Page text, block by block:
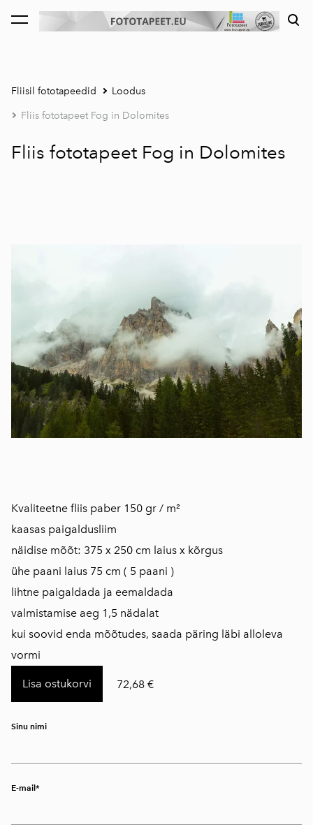
lisati ostukorvi. Vaata ostukorvi
Fliisil fototapeedid Loodus
Fliis fototapeet Fog in Dolomites
Fliis fototapeet Fog in Dolomites
Kvaliteetne fliis paber 150 gr / m²
kaasas paigaldusliim
näidise mõõt: 375 x 250 cm laius x kõrgus
ühe paani laius 75 cm ( 5 paani )
lihtne paigaldada ja eemaldada
valmistamise aeg 1,5 nädalat
kui soovid enda mõõtudes, saada päring läbi alloleva
vormi
Lisa ostukorvi 72,68 €
Sinu nimi
E-mail